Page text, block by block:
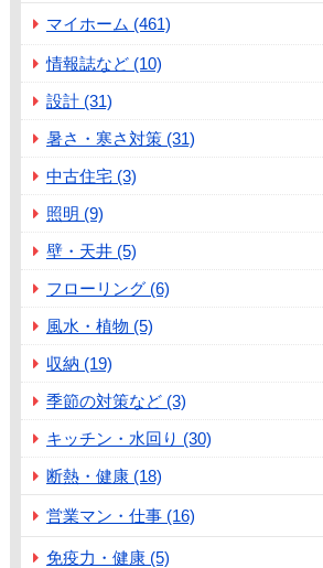
マイホーム (461)
情報誌など (10)
設計 (31)
暑さ・寒さ対策 (31)
中古住宅 (3)
照明 (9)
壁・天井 (5)
フローリング (6)
風水・植物 (5)
収納 (19)
季節の対策など (3)
キッチン・水回り (30)
断熱・健康 (18)
営業マン・仕事 (16)
免疫力・健康 (5)